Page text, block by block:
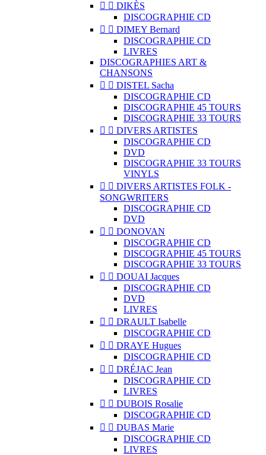
  DIKÈS
DISCOGRAPHIE CD
  DIMEY Bernard
DISCOGRAPHIE CD
LIVRES
DISCOGRAPHIES ART &
CHANSONS
  DISTEL Sacha
DISCOGRAPHIE CD
DISCOGRAPHIE 45 TOURS
DISCOGRAPHIE 33 TOURS
  DIVERS ARTISTES
DISCOGRAPHIE CD
DVD
DISCOGRAPHIE 33 TOURS
VINYLS
  DIVERS ARTISTES FOLK -
SONGWRITERS
DISCOGRAPHIE CD
DVD
  DONOVAN
DISCOGRAPHIE CD
DISCOGRAPHIE 45 TOURS
DISCOGRAPHIE 33 TOURS
  DOUAI Jacques
DISCOGRAPHIE CD
DVD
LIVRES
  DRAULT Isabelle
DISCOGRAPHIE CD
  DRAYE Hugues
DISCOGRAPHIE CD
  DRÉJAC Jean
DISCOGRAPHIE CD
LIVRES
  DUBOIS Rosalie
DISCOGRAPHIE CD
  DUBAS Marie
DISCOGRAPHIE CD
LIVRES